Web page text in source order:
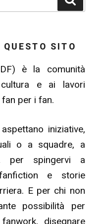
SITO
è la comunità
e ai lavori
per i fan.
iniziative,
o a squadre, a
per spingervi a
e storie
E per chi non
possibilità per
disegnare